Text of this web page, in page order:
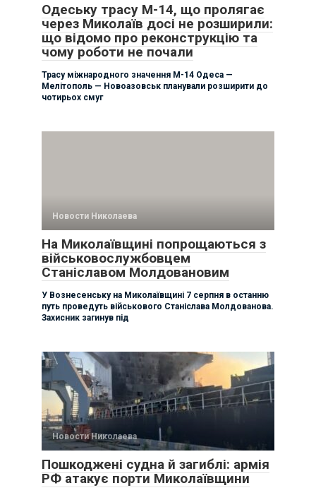
Одеську трасу М-14, що пролягає
через Миколаїв досі не розширили:
що відомо про реконструкцію та
чому роботи не почали
Трасу міжнародного значення М-14 Одеса —
Мелітополь — Новоазовськ планували розширити до
чотирьох смуг
Новости Николаева
На Миколаївщині попрощаються з
військовослужбовцем
Станіславом Молдовановим
У Вознесенську на Миколаївщині 7 серпня в останню
путь проведуть військового Станіслава Молдованова.
Захисник загинув під
Новости Николаева
Пошкоджені судна й загиблі: армія
РФ атакує порти Миколаївщини